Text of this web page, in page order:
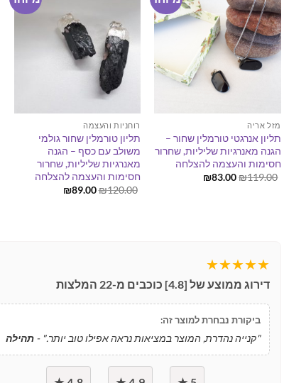
מזל אריה
תליון אנרגטי טורמלין שחור –
הגנה מאנרגיות שליליות, שחרור
חסימות והעצמה להצלחה
₪119.00
המחיר₪83.00
המחיר
רוחניות והעצמה
תליון טורמלין שחור גולמי
משולב עם כסף – הגנה
מאנרגיות שליליות, שחרור
חסימות והעצמה להצלחה
₪120.00
המחיר₪89.00
★★★★★
דירוג ממוצע של [4.8] כוכבים מ-22 המלצות
ביקורת נבחרת למוצר זה:
"קנייה נהדרת, המוצר במציאות נראה אפילו טוב יותר." -תהילה